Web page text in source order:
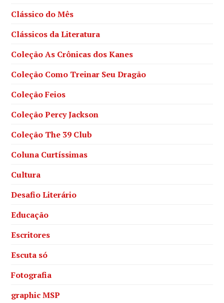
Clássico do Mês
Clássicos da Literatura
Coleção As Crônicas dos Kanes
Coleção Como Treinar Seu Dragão
Coleção Feios
Coleção Percy Jackson
Coleção The 39 Club
Coluna Curtíssimas
Cultura
Desafio Literário
Educação
Escritores
Escuta só
Fotografia
graphic MSP